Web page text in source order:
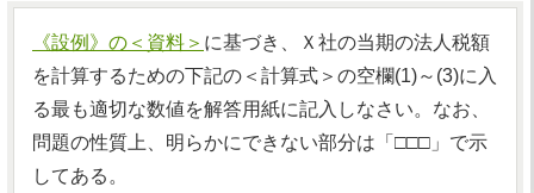
《設例》の＜資料＞ に基づき、Ｘ社の当期の法人税額
を計算するための下記の＜計算式＞の空欄(1)～(3)に入
る最も適切な数値を解答用紙に記入しなさい。なお、
問題の性質上、明らかにできない部分は「□□□」で示
してある。